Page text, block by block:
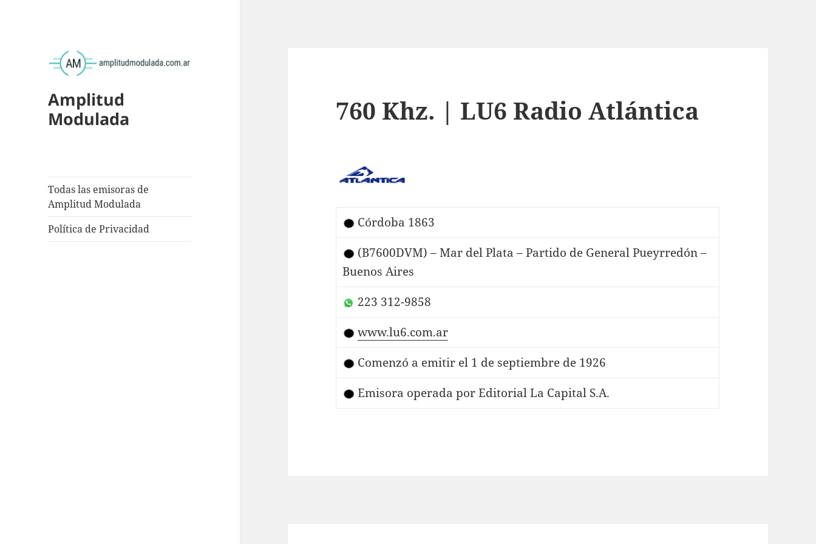
Amplitud
Modulada
Todas las emisoras de
Amplitud Modulada
Política de Privacidad
760 Khz. | LU6 Radio Atlántica
Córdoba 1863
(B7600DVM) – Mar del Plata – Partido de General Pueyrredón –
Buenos Aires
223 312-9858
www.lu6.com.ar
Comenzó a emitir el 1 de septiembre de 1926
Emisora operada por Editorial La Capital S.A.